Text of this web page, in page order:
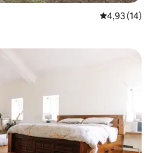
Średnia
4,93 (14)